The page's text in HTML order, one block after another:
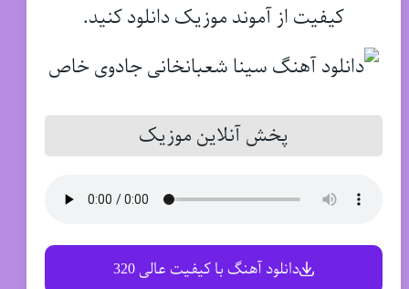
کیفیت از آموند موزیک دانلود کنید.
پخش آنلاین موزیک
دانلود آهنگ با کیفیت عالی 320